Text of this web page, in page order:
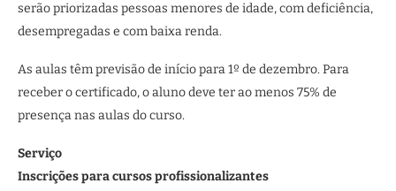
serão priorizadas pessoas menores de idade, com deficiência,
desempregadas e com baixa renda.
As aulas têm previsão de início para 1º de dezembro. Para
receber o certificado, o aluno deve ter ao menos 75% de
presença nas aulas do curso.
Serviço
Inscrições para cursos profissionalizantes